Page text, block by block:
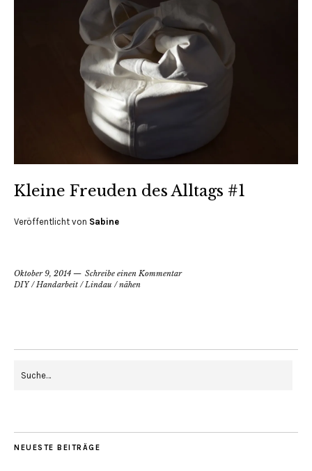
Kleine Freuden des Alltags #1
Veröffentlicht von Sabine
Oktober 9, 2014
Schreibe einen Kommentar
DIY/ Handarbeit / Lindau /nähen
NEUESTE BEITRÄGE